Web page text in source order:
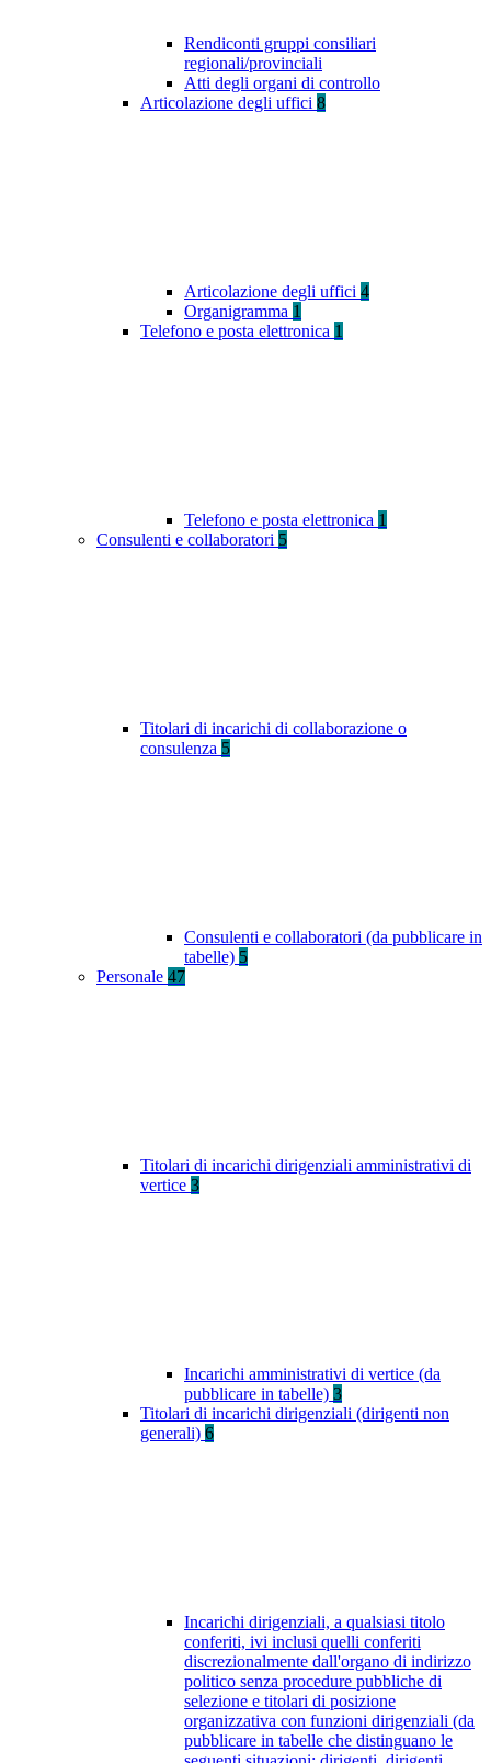
Rendiconti gruppi consiliari
regionali/provinciali
Atti degli organi di controllo
Articolazione degli uffici 8
Articolazione degli uffici 4
Organigramma 1
Telefono e posta elettronica 1
Telefono e posta elettronica 1
Consulenti e collaboratori 5
Titolari di incarichi di collaborazione o
consulenza 5
Consulenti e collaboratori (da pubblicare in
tabelle) 5
Personale 47
Titolari di incarichi dirigenziali amministrativi di
vertice 3
Incarichi amministrativi di vertice (da
pubblicare in tabelle) 3
Titolari di incarichi dirigenziali (dirigenti non
generali) 6
Incarichi dirigenziali, a qualsiasi titolo
conferiti, ivi inclusi quelli conferiti
discrezionalmente dall'organo di indirizzo
politico senza procedure pubbliche di
selezione e titolari di posizione
organizzativa con funzioni dirigenziali (da
pubblicare in tabelle che distinguano le